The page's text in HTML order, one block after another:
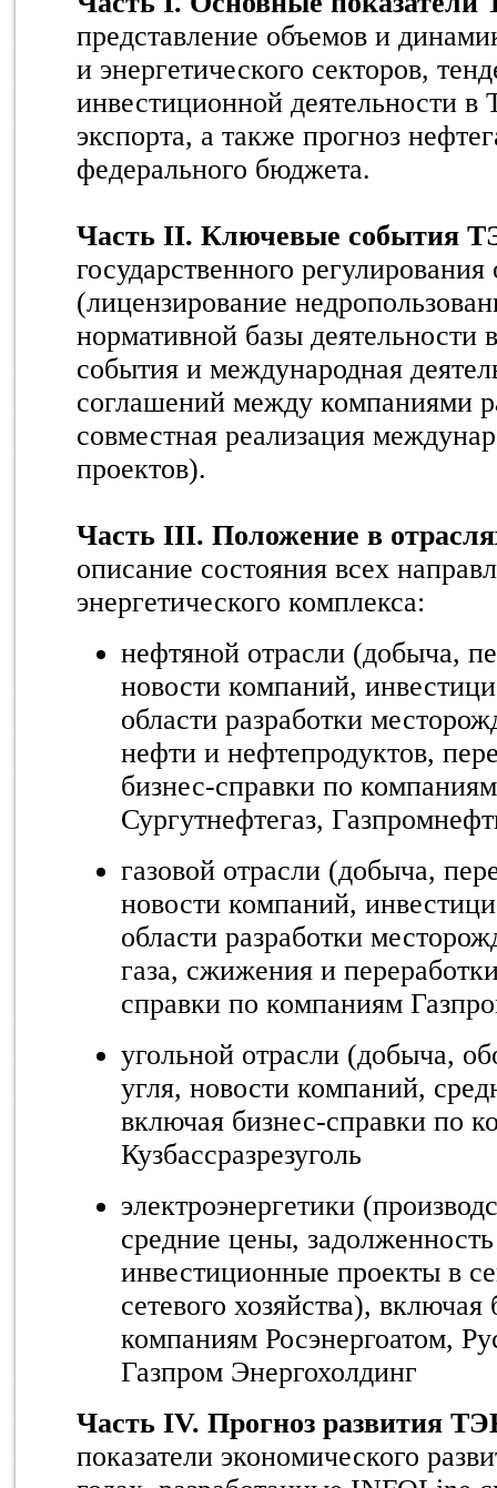
представление объемов и
и энергетического секторов,
инвестиционной деятельности
экспорта, а также прогноз
федерального бюджета.
Часть II. Ключевые события
государственного регулирования
(лицензирование
нормативной базы
события и международная
соглашений между компаниями
совместная реализация
проектов).
Часть III. Положение в
описание состояния всех
энергетического комплекса:
нефтяной отрасли (добыча,
новости компаний,
области разработки
нефти и нефтепродуктов,
бизнес-справки по
Сургутнефтегаз,
газовой отрасли (добыча,
новости компаний,
области разработки
газа, сжижения и
справки по компаниям
угольной отрасли (добыча,
угля, новости компаний,
включая бизнес-справки по
Кузбассразрезуголь
электроэнергетики
средние цены,
инвестиционные проекты в
сетевого хозяйства),
компаниям Росэнергоатом,
Газпром Энергохолдинг
Часть IV. Прогноз развития
показатели экономического